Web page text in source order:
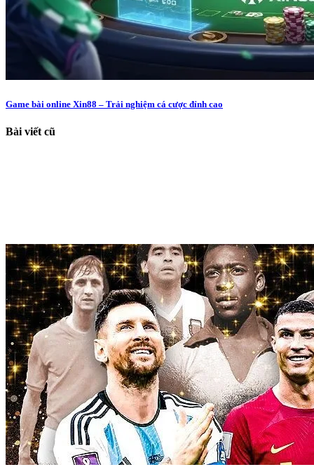
Game bài online Xin88 – Trải nghiệm cá cược đỉnh cao
Bài viết cũ